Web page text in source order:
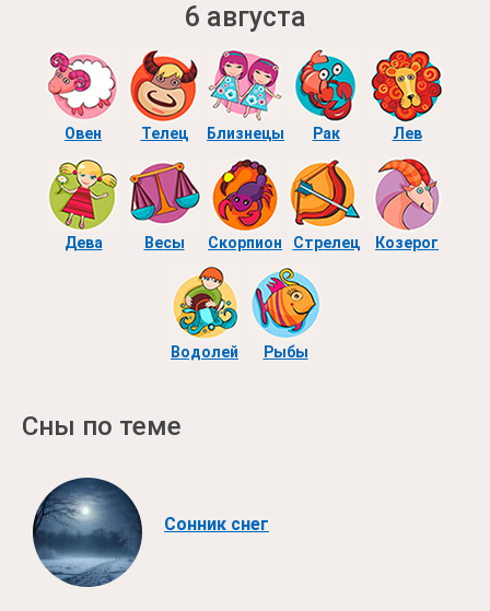
6 августа
Овен Телец Близнецы Рак Лев
Дева Весы Скорпион Стрелец Козерог
Водолей Рыбы
Сны по теме
Сонник снег